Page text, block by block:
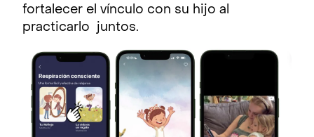
fortalecer el vínculo con su hijo al
practicarlo juntos.